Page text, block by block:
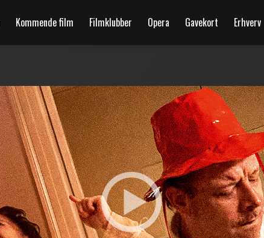
Kommende film Filmklubber Opera Gavekort Erhverv